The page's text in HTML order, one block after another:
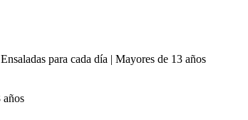
Ensaladas para cada día | Mayores de 13 años